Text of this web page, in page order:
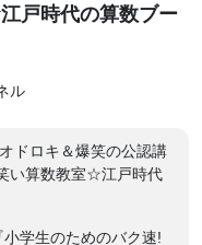
戸時代の算数ブー
ル
ドロキ＆爆笑の公認講
い算数教室☆江戸時代
学生のためのバク速!